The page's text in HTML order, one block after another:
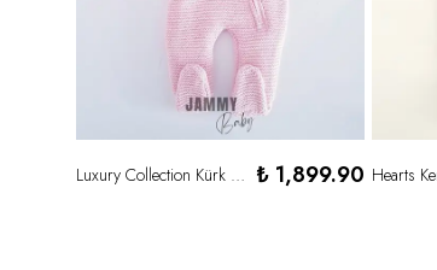
Luxury Collection Kürk Kapüşonlu Fermuarlı Triko Yün Kozmonot-PEMBE ₺ 1,899.90